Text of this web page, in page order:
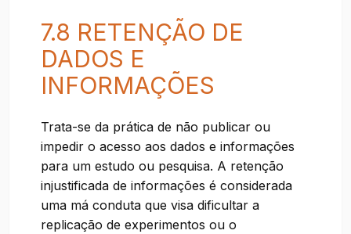
7.8 RETENÇÃO DE
DADOS E
INFORMAÇÕES
Trata-se da prática de não publicar ou
impedir o acesso aos dados e informações
para um estudo ou pesquisa. A retenção
injustificada de informações é considerada
uma má conduta que visa dificultar a
replicação de experimentos ou o